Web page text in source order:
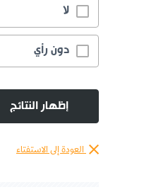
لا
دون رأي
إظهار النتائج
العودة إلى الاستفتاء